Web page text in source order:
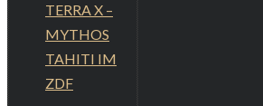
TERRA X –
MYTHOS
TAHITI IM
ZDF